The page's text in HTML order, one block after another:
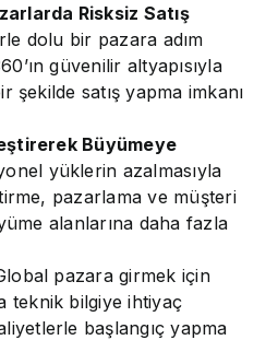
Risksiz Satış
dolu bir pazara adım
güvenilir altyapısıyla
satış yapma imkanı
Büyümeye
yüklerin azalmasıyla
pazarlama ve müşteri
alanlarına daha fazla
pazara girmek için
teknik bilgiye ihtiyaç
başlangıç yapma